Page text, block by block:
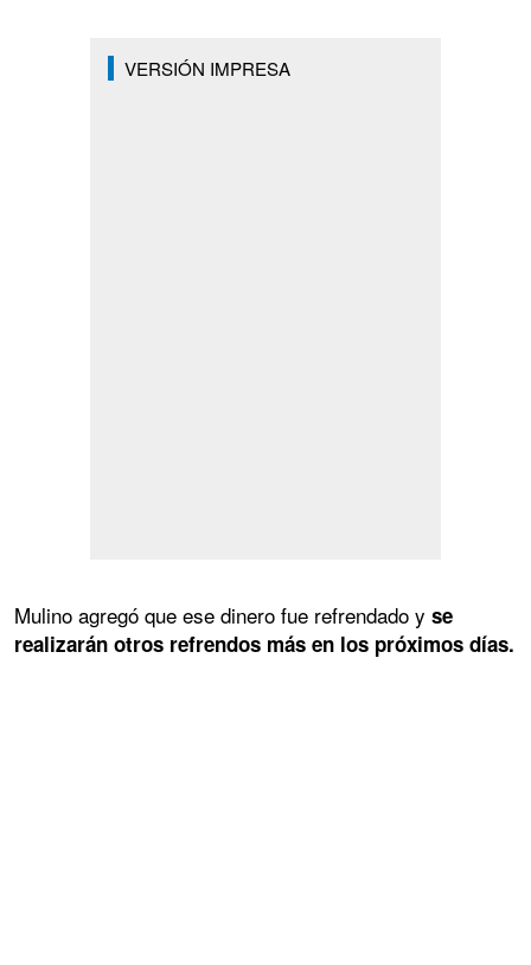
VERSIÓN IMPRESA
Mulino agregó que ese dinero fue refrendado y se
realizarán otros refrendos más en los próximos días.